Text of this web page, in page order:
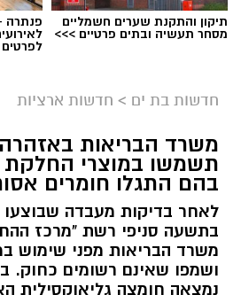
במסגרת התפקיד יידרש
מקצועי, לפתח תוכניות חינוכיות,
ופרויקטים ייחודיים ולעבוד מול
חיבור בין עולם התרבות,
בין דרישות התפקיד:
תואר אקדמי המוכר על ידי
תיקון והתקנת שערים חשמליים
מסחר תעשיה ובתים פרטיים >>>
פנתרה
חדשות בת ים > חדשות ארציות
משרד הבריאות
תשמשו במוצרי
בהם התגלו חומרים
לאחר בדיקות מעבדה שבוצעו
בתשעה סניפי רשת "מרכז
משרד הבריאות מפני שימוש
ושמפו שאינם רשומים כחוק.
נמצאה חומצה גליאוקסילית